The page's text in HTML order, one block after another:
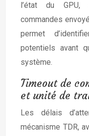
l’état du GPU,
commandes
permet
potentiels avant
système.
Timeout de
et unité de
Les délais
mécanisme TDR,